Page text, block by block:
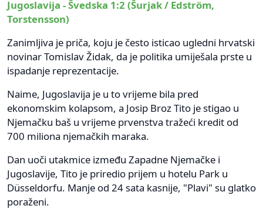
Jugoslavija - Švedska 1:2 (Šurjak / Edström,
Torstensson)
Zanimljiva je priča, koju je često isticao ugledni hrvatski
novinar Tomislav Židak, da je politika umiješala prste u
ispadanje reprezentacije.
Naime, Jugoslavija je u to vrijeme bila pred
ekonomskim kolapsom, a Josip Broz Tito je stigao u
Njemačku baš u vrijeme prvenstva tražeći kredit od
700 miliona njemačkih maraka.
Dan uoči utakmice između Zapadne Njemačke i
Jugoslavije, Tito je priredio prijem u hotelu Park u
Düsseldorfu. Manje od 24 sata kasnije, "Plavi" su glatko
poraženi.